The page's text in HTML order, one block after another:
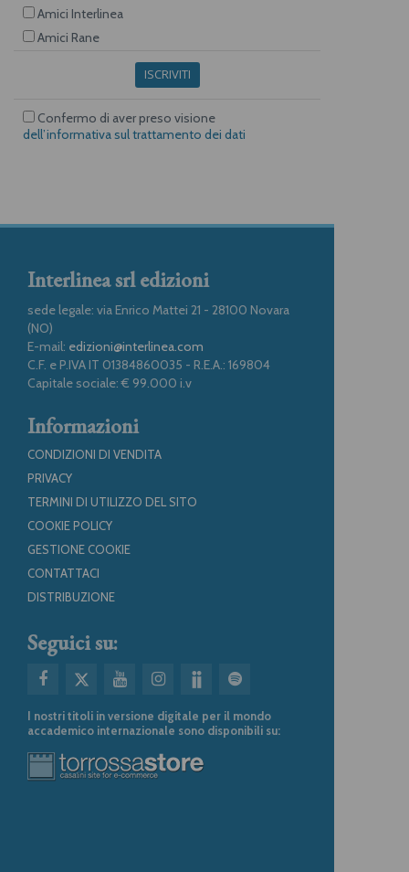
Amici Interlinea
Amici Rane
ISCRIVITI
Confermo di aver preso visione
dell’informativa sul trattamento dei dati
Interlinea srl edizioni
sede legale: via Enrico Mattei 21 - 28100 Novara
(NO)
E-mail: edizioni@interlinea.com
C.F. e P.IVA IT 01384860035 - R.E.A.: 169804
Capitale sociale: € 99.000 i.v
Informazioni
CONDIZIONI DI VENDITA
PRIVACY
TERMINI DI UTILIZZO DEL SITO
COOKIE POLICY
GESTIONE COOKIE
CONTATTACI
DISTRIBUZIONE
Seguici su:
I nostri titoli in versione digitale per il mondo
accademico internazionale sono disponibili su: